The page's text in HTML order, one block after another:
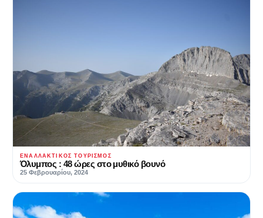
ΕΝΑΛΛΑΚΤΙΚΌΣ ΤΟΥΡΙΣΜΌΣ
Όλυμπος : 48 ώρες στο μυθικό βουνό
25 Φεβρουαρίου, 2024